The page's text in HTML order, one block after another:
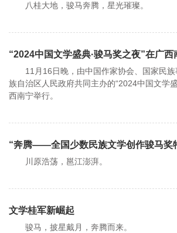
八桂大地，骏马奔腾，星光璀璨。
“2024中国文学盛典·骏马奖之夜”在广西
11月16日晚，由中国作家协会、国家民族
族自治区人民政府共同主办的“2024中国文学
西南宁举行。
“奔腾——全国少数民族文学创作骏马奖
川原浩荡，邕江澎湃。
文学桂军新崛起
骏马，披星戴月，奔腾而来。